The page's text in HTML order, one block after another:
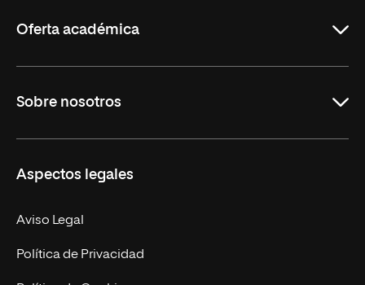
Oferta académica
Másteres Oficiales
Másteres Propios
Doctorados
Experto Universitario
Postgrados
Cursos Universitarios
Sobre nosotros
Facultades
Nuestro Equipo
Trabaja en UNIR
Aspectos legales
Aviso Legal
Política de Privacidad